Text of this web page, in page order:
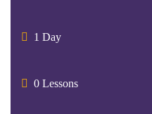
1 Day
0 Lessons